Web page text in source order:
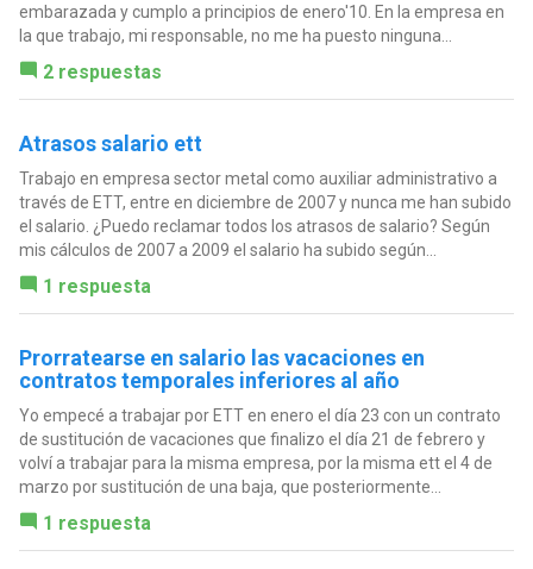
embarazada y cumplo a principios de enero'10. En la empresa en
la que trabajo, mi responsable, no me ha puesto ninguna...
2 respuestas
Atrasos salario ett
Trabajo en empresa sector metal como auxiliar administrativo a
través de ETT, entre en diciembre de 2007 y nunca me han subido
el salario. ¿Puedo reclamar todos los atrasos de salario? Según
mis cálculos de 2007 a 2009 el salario ha subido según...
1 respuesta
Prorratearse en salario las vacaciones en
contratos temporales inferiores al año
Yo empecé a trabajar por ETT en enero el día 23 con un contrato
de sustitución de vacaciones que finalizo el día 21 de febrero y
volví a trabajar para la misma empresa, por la misma ett el 4 de
marzo por sustitución de una baja, que posteriormente...
1 respuesta